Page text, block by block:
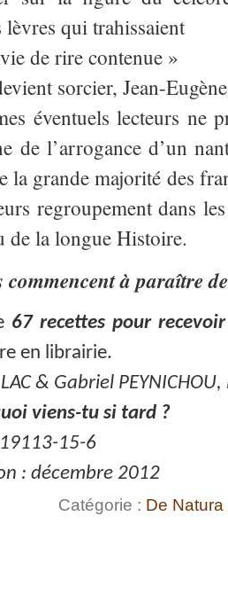
lèvres qui trahissaient
de rire contenue »
sorcier, Jean-
éventuels lecteurs ne
de l’arrogance d’un
la grande majorité des
regroupement dans
de la longue Histoire.
commencent à paraître
67 recettes pour
en librairie.
& Gabriel PEYNICHOU,
viens-tu si tard ?
15-6
: décembre 2012
Catégorie : De Natura